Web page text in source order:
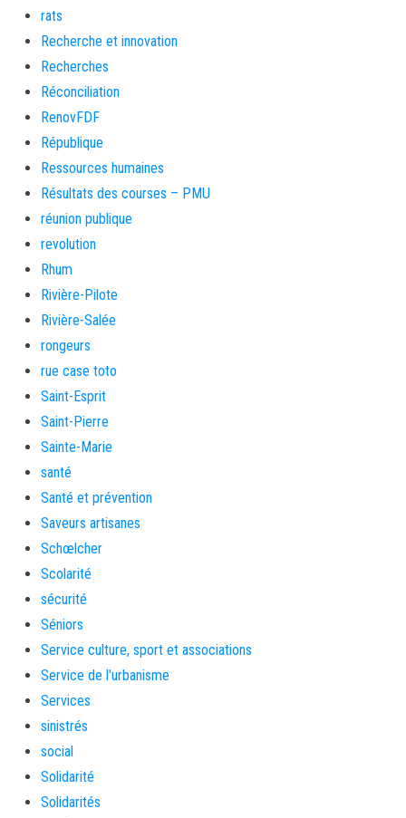
rats
Recherche et innovation
Recherches
Réconciliation
RenovFDF
République
Ressources humaines
Résultats des courses – PMU
réunion publique
revolution
Rhum
Rivière-Pilote
Rivière-Salée
rongeurs
rue case toto
Saint-Esprit
Saint-Pierre
Sainte-Marie
santé
Santé et prévention
Saveurs artisanes
Schœlcher
Scolarité
sécurité
Séniors
Service culture, sport et associations
Service de l'urbanisme
Services
sinistrés
social
Solidarité
Solidarités